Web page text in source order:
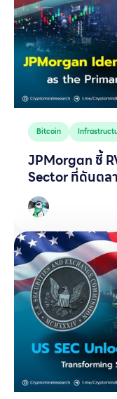
Bitcoin
JPMorgan ชี้
Sector ที่ดันตล